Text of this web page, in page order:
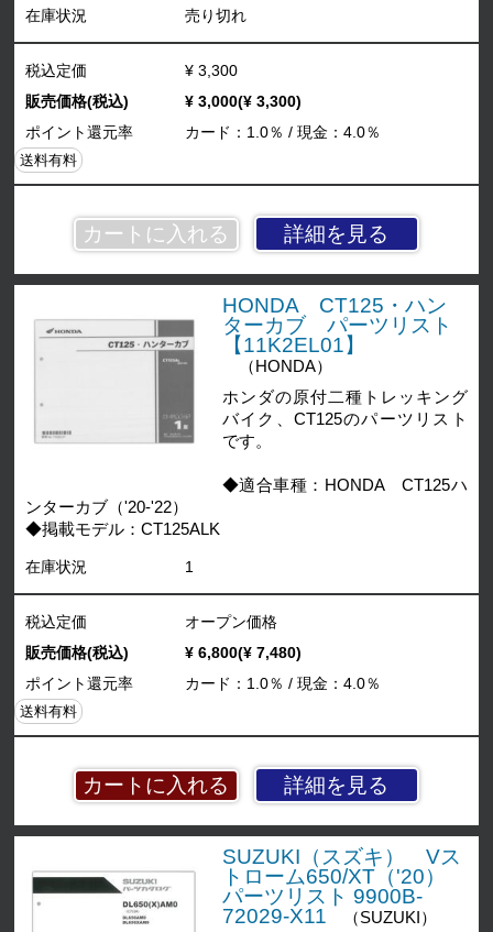
在庫状況 売り切れ
詳細を見る
税込定価
¥ 3,300
販売価格(税込)
¥ 3,000(¥ 3,300)
ポイント還元率
カード：1.0％ / 現金：4.0％
送料有料
HONDA CT125・ハン
ターカブ パーツリスト
【11K2EL01】
（HONDA）
ホンダの原付二種トレッキング
バイク、CT125のパーツリスト
です。
◆適合車種：HONDA CT125ハ
ンターカブ（'20-'22）
◆掲載モデル：CT125ALK
在庫状況 1
詳細を見る
税込定価
オープン価格
販売価格(税込)
¥ 6,800(¥ 7,480)
ポイント還元率
カード：1.0％ / 現金：4.0％
送料有料
SUZUKI（スズキ） Vス
トローム650/XT（'20）
パーツリスト 9900B-
72029-X11
（SUZUKI）